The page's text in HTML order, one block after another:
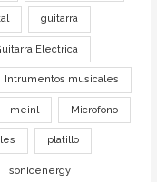
guitarra
Electrica
Intrumentos musicales
meinl Microfono
platillo
sonicenergy